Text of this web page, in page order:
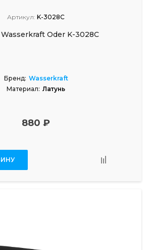
Артикул: K-3028C
Oder K-3028C
Бренд: Wasserkraft
Материал: Латунь
880 ₽